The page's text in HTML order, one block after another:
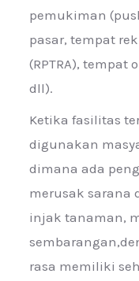
pemukiman
pasar, tempat
(RPTRA), tempat
dll).
Ketika fasilitas
digunakan
dimana ada
merusak sarana
injak tanaman,
rasa memiliki